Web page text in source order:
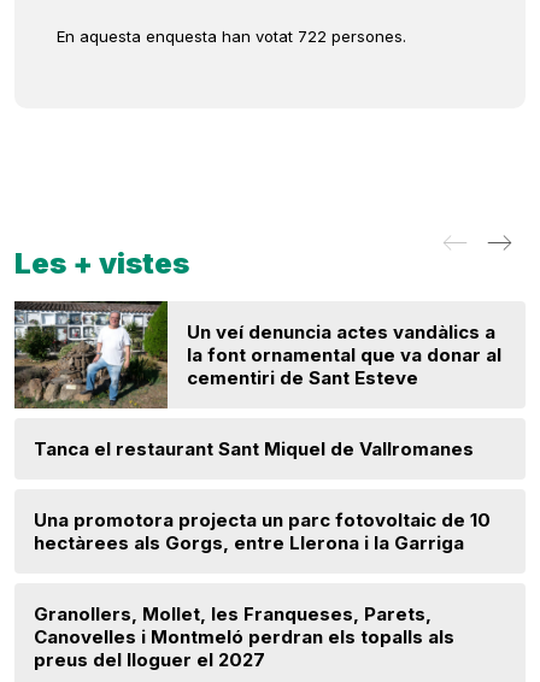
En aquesta enquesta han votat 722 persones.
Les + vistes
Un veí denuncia actes vandàlics a
la font ornamental que va donar al
cementiri de Sant Esteve
Tanca el restaurant Sant Miquel de Vallromanes
Una promotora projecta un parc fotovoltaic de 10
hectàrees als Gorgs, entre Llerona i la Garriga
Granollers, Mollet, les Franqueses, Parets,
Canovelles i Montmeló perdran els topalls als
preus del lloguer el 2027